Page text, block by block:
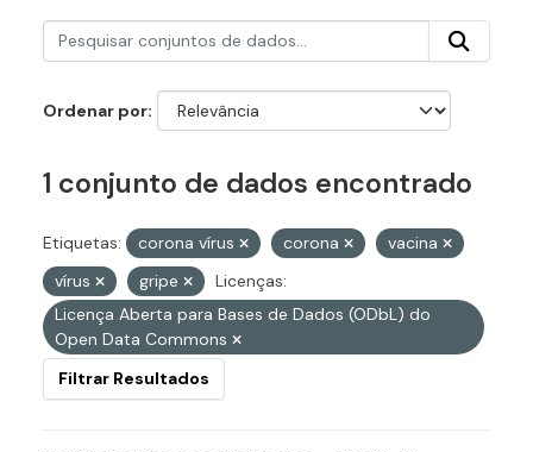
Ordenar por
1 conjunto de dados encontrado
Etiquetas: corona vírus corona
vacina
vírus
gripe
Licenças:
Licença Aberta para Bases de Dados (ODbL) do
Open Data Commons
Filtrar Resultados